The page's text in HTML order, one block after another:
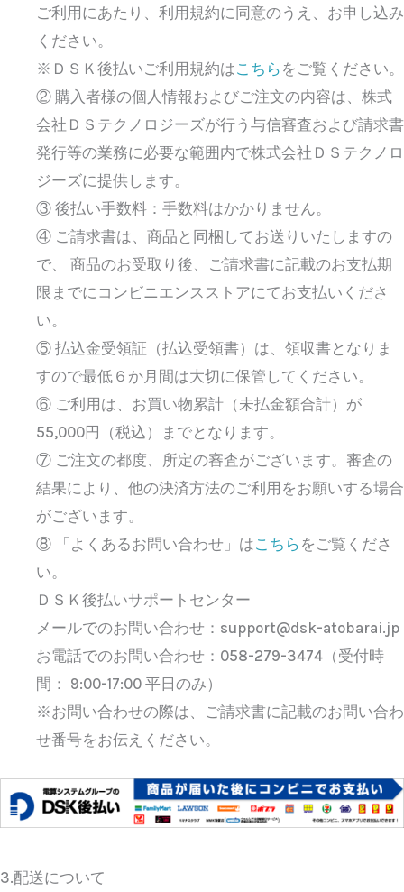
ご利用にあたり、利用規約に同意のうえ、お申し込み
ください。
※ＤＳＫ後払いご利用規約はこちら をご覧ください。
② 購入者様の個人情報およびご注文の内容は、株式
会社ＤＳテクノロジーズが行う与信審査および請求書
発行等の業務に必要な範囲内で株式会社ＤＳテクノロ
ジーズに提供します。
③ 後払い手数料：手数料はかかりません。
④ ご請求書は、商品と同梱してお送りいたしますの
で、 商品のお受取り後、ご請求書に記載のお支払期
限までにコンビニエンスストアにてお支払いくださ
い。
⑤ 払込金受領証（払込受領書）は、領収書となりま
すので最低６か月間は大切に保管してください。
⑥ ご利用は、お買い物累計（未払金額合計）が
55,000円（税込）までとなります。
⑦ ご注文の都度、所定の審査がございます。審査の
結果により、他の決済方法のご利用をお願いする場合
がございます。
⑧ 「よくあるお問い合わせ」はこちら をご覧くださ
い。
ＤＳＫ後払いサポートセンター
メールでのお問い合わせ：support@dsk-atobarai.jp
お電話でのお問い合わせ：058-279-3474（受付時
間： 9:00-17:00 平日のみ）
※お問い合わせの際は、ご請求書に記載のお問い合わ
せ番号をお伝えください。
3.配送について